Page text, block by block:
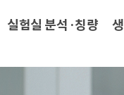
실험실 분석·칭량